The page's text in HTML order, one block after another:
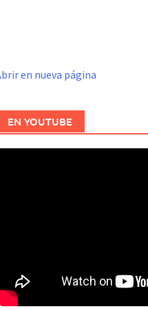
en nueva página
EN YOUTUBE